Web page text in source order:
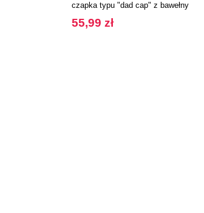
czapka typu "dad cap" z bawełny
typu twill
55,99 zł